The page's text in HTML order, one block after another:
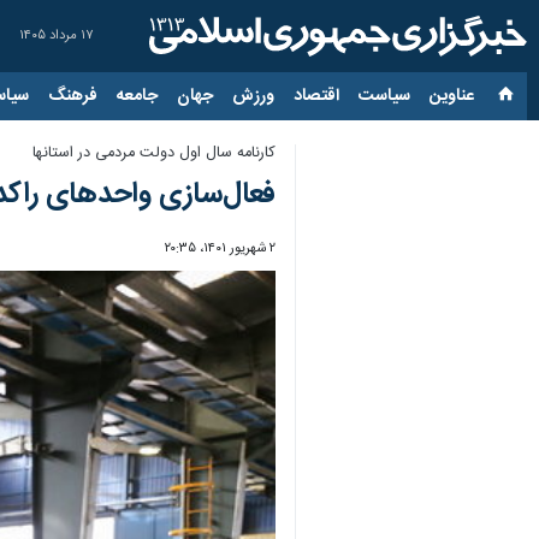
۱۷ مرداد ۱۴۰۵
عناوین‌ سیاست اقتصاد ورزش جهان جامعه فرهنگ
کارنامه سال اول دولت مردمی در استانها
فعال‌سازی واحدهای
۲ شهریور ۱۴۰۱، ۲۰:۳۵